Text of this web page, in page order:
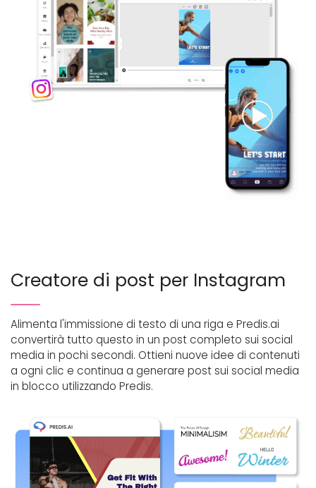
Creatore di post per Instagram
Alimenta l'immissione di testo di una riga e Predis.ai
convertirà tutto questo in un post completo sui social
media in pochi secondi. Ottieni nuove idee di contenuti
a ogni clic e continua a generare post sui social media
in blocco utilizzando Predis.